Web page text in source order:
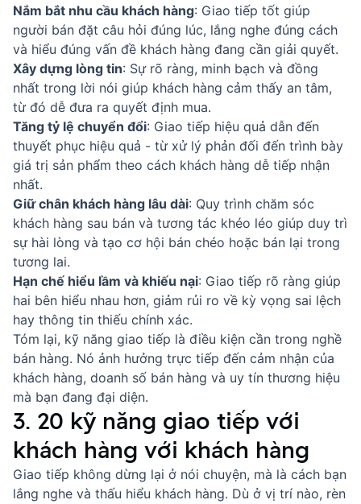
Nắm bắt nhu cầu khách hàng: Giao tiếp tốt giúp
người bán đặt câu hỏi đúng lúc, lắng nghe đúng cách
và hiểu đúng vấn đề khách hàng đang cần giải quyết.
Xây dựng lòng tin: Sự rõ ràng, minh bạch và đồng
nhất trong lời nói giúp khách hàng cảm thấy an tâm,
từ đó dễ đưa ra quyết định mua.
Tăng tỷ lệ chuyển đổi: Giao tiếp hiệu quả dẫn đến
thuyết phục hiệu quả - từ xử lý phản đối đến trình bày
giá trị sản phẩm theo cách khách hàng dễ tiếp nhận
nhất.
Giữ chân khách hàng lâu dài: Quy trình chăm sóc
khách hàng sau bán và tương tác khéo léo giúp duy trì
sự hài lòng và tạo cơ hội bán chéo hoặc bán lại trong
tương lai.
Hạn chế hiểu lầm và khiếu nại: Giao tiếp rõ ràng giúp
hai bên hiểu nhau hơn, giảm rủi ro về kỳ vọng sai lệch
hay thông tin thiếu chính xác.
Tóm lại, kỹ năng giao tiếp là điều kiện cần trong nghề
bán hàng. Nó ảnh hưởng trực tiếp đến cảm nhận của
khách hàng, doanh số bán hàng và uy tín thương hiệu
mà bạn đang đại diện.
3. 20 kỹ năng giao tiếp với
khách hàng với khách hàng
Giao tiếp không dừng lại ở nói chuyện, mà là cách bạn
lắng nghe và thấu hiểu khách hàng. Dù ở vị trí nào, rèn